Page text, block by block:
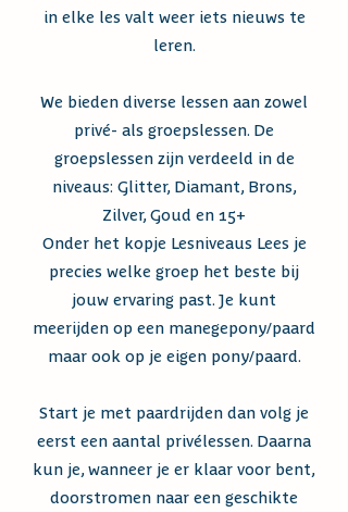
in elke les valt weer iets nieuws te
leren.
We bieden diverse lessen aan zowel
privé- als groepslessen. De
groepslessen zijn verdeeld in de
niveaus: Glitter, Diamant, Brons,
Zilver, Goud en 15+
Onder het kopje Lesniveaus Lees je
precies welke groep het beste bij
jouw ervaring past. Je kunt
meerijden op een manegepony/paard
maar ook op je eigen pony/paard.
Start je met paardrijden dan volg je
eerst een aantal privélessen. Daarna
kun je, wanneer je er klaar voor bent,
doorstromen naar een geschikte